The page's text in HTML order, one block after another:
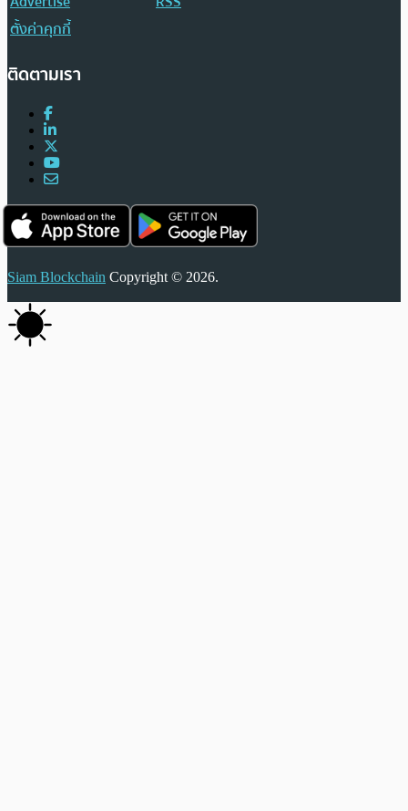
ตั้งค่าคุกกี้
ติดตามเรา
Siam Blockchain Copyright © 2026.